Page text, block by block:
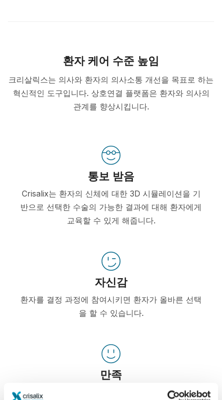
환자 케어 수준 높임
크리살릭스는 의사와 환자의 의사소통 개선을 목표로 하는
혁신적인 도구입니다. 상호연결 플랫폼은 환자와 의사의
관계를 향상시킵니다.
통보 받음
Crisalix는 환자의 신체에 대한 3D 시뮬레이션을 기
반으로 선택한 수술의 가능한 결과에 대해 환자에게
교육할 수 있게 해줍니다.
자신감
환자를 결정 과정에 참여시키면 환자가 올바른 선택
을 할 수 있습니다.
만족
여성들 중 100%가 수술 전에 Crisalix 3D 시뮬레이